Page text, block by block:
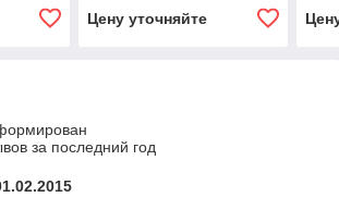
Цену уточняйте
за последний год